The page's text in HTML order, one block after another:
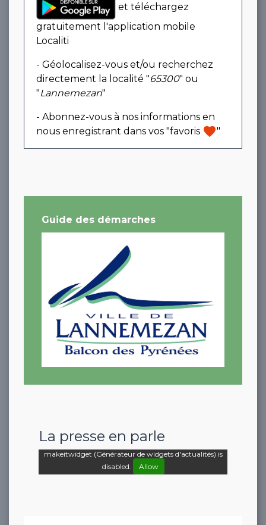
et téléchargez
gratuitement l'application mobile
Localiti
- Géolocalisez-vous et/ou recherchez
directement la localité "65300" ou
"Lannemezan"
- Abonnez-vous à nos informations en
nous enregistrant dans vos "favoris favorite"
Guide des démarches
La presse en parle
makeitwidget (Générateur de widgets d'actualités) is
disabled.
Allow